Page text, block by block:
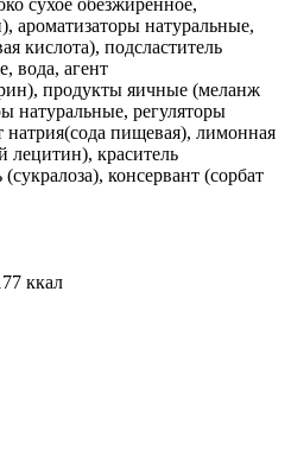
ароматизаторы натуральные,
кислота), подсластитель
вода, агент
продукты яичные (меланж
натуральные, регуляторы
натрия(сода пищевая), лимонная
лецитин), краситель
консервант (сорбат
ккал